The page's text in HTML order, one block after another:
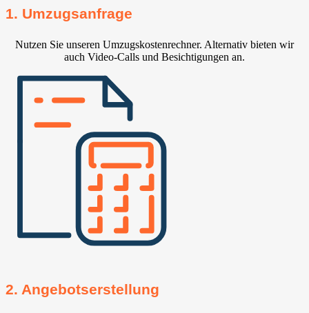
1. Umzugsanfrage
Nutzen Sie unseren Umzugskostenrechner. Alternativ bieten wir
auch Video-Calls und Besichtigungen an.
2. Angebotserstellung